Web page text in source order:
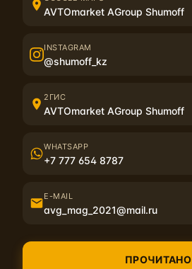
Итоги подведем в пятницу, 21
Желаем удачи!
Похожие материалы
Шумофф объявляет о начале сбора
спонсирование автозвуковых
AVTOmarket AGroup Shumoff
INSTAGRAM
@shumoff_kz
2ГИС
AVTOmarket AGroup Shumoff
WHATSAPP
+7 777 654 8787
E-MAIL
avg_mag_2021@mail.ru
ПРОЧИТАНО